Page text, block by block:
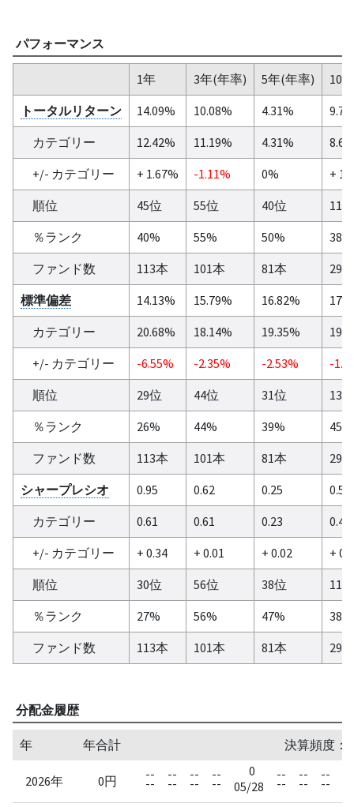
パフォーマンス
1年 3年(年率) 5年(年率)
10
トータルリターン
14.09% 10.08% 4.31%
カテゴリー
12.42% 11.19% 4.31%
+/- カテゴリー
+ 1.67% -1.11% 0%
+
順位
45位 55位 40位
11位
％ランク
40% 55% 50%
38%
ファンド数
113本 101本 81本
29本
標準偏差
14.13% 15.79% 16.82%
カテゴリー
20.68% 18.14% 19.35%
+/- カテゴリー
-6.55% -2.35% -2.53%
-
順位
29位 44位 31位
13位
％ランク
26% 44% 39%
45%
ファンド数
113本 101本 81本
29本
シャープレシオ
0.95 0.62 0.25
0.55
カテゴリー
0.61 0.61 0.23
0.47
+/- カテゴリー
+ 0.34 + 0.01 + 0.02
+
順位
30位 56位 38位
11位
％ランク
27% 56% 47%
38%
ファンド数
113本 101本 81本 29本
分配金履歴
年 年合計 決算頻度：
2026年 0円 --
--
--
--
--
--
--
--
0
05/28
--
--
--
--
--
--